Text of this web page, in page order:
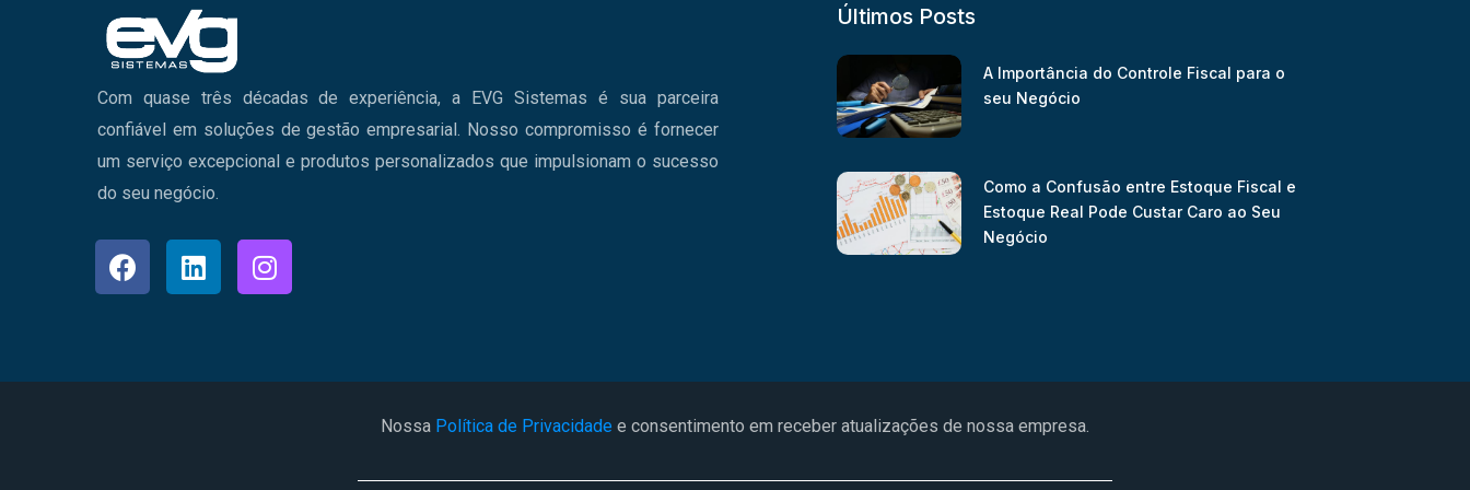
Com quase três décadas de experiência, a EVG Sistemas é sua parceira
confiável em soluções de gestão empresarial. Nosso compromisso é fornecer
um serviço excepcional e produtos personalizados que impulsionam o sucesso
do seu negócio.
Últimos Posts
A Importância do Controle Fiscal para o
seu Negócio
Como a Confusão entre Estoque Fiscal e
Estoque Real Pode Custar Caro ao Seu
Negócio
Nossa Política de Privacidade e consentimento em receber atualizações de nossa empresa.